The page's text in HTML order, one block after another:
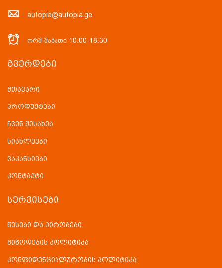
autopia@autopia.ge
ორშ-შაბათი 10:00-18:30
ᲒᲕᲔᲠᲓᲔᲑᲘ
მთავარი
პროდუქტები
ჩვენ შესახებ
სიახლეები
ვაკანსიები
კონტაქტი
ᲡᲔᲠᲕᲘᲡᲔᲑᲘ
წესები და პირობები
მიწოდების პოლიტიკა
კონფიდენციალურობის პოლიტიკა